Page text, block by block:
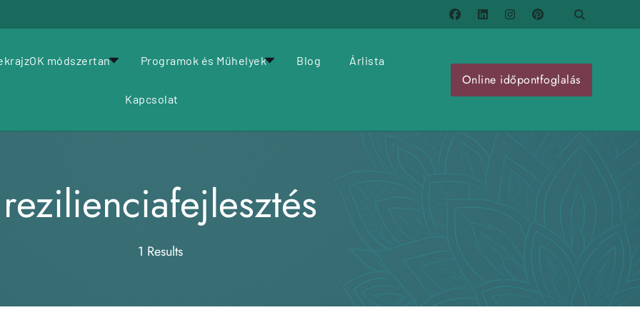
Szervezetfejlesztés: Az egyéni önismerettől a vállalati kultúra fejlesztéséig
módszertan Programok és Műhelyek Blog Árlista
Kapcsolat
Online időpontfoglalás
rezilienciafejlesztés
1 Results